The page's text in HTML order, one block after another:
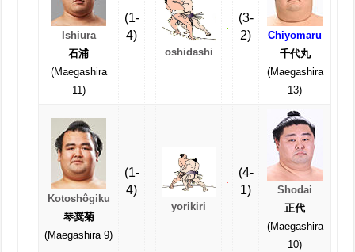
Ishiura
石浦
(Maegashira
11)
(1-
4)
oshidashi
(3-
2)
Chiyomaru
千代丸
(Maegashira
13)
Kotoshôgiku
琴奨菊
(Maegashira 9)
(1-
4)
yorikiri
(4-
1)
Shodai
正代
(Maegashira
10)